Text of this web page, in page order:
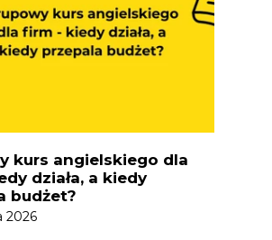
kurs angielskiego dla
działa, a kiedy
budżet?
2026